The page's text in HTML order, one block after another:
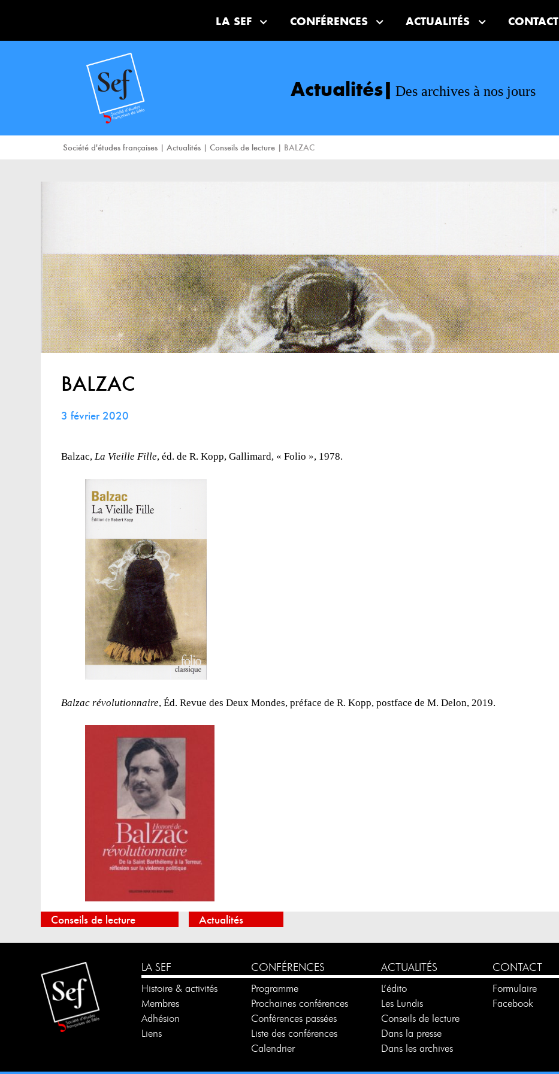
LA SEF CONFÉRENCES ACTUALITÉS CONTACT
Actualités Des archives à nos jours
Société d'études françaises | Actualités | Conseils de lecture | BALZAC
BALZAC
3 février 2020
Balzac, La Vieille Fille, éd. de R. Kopp, Gallimard, « Folio », 1978.
Balzac révolutionnaire, Éd. Revue des Deux Mondes, préface de R. Kopp, postface de M. Delon, 2019.
Conseils de lecture Actualités
LA SEF
Histoire & activités
Membres
Adhésion
Liens
CONFÉRENCES
Programme
Prochaines conférences
Conférences passées
Liste des conférences
Calendrier
ACTUALITÉS
L’édito
Les Lundis
Conseils de lecture
Dans la presse
Dans les archives
CONTACT
Formulaire
Facebook